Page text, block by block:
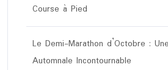
Course à Pied
Le Demi-Marathon d’Octobre :
Automnale Incontournable